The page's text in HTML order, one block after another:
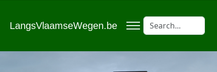
LangsVlaamseWegen.be